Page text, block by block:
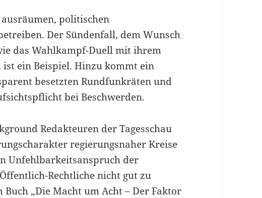
politischen
Der Sündenfall, dem Wunsch
das Wahlkampf-Duell mit ihrem
ein Beispiel. Hinzu kommt ein
besetzten Rundfunkräten und
bei Beschwerden.
Redakteuren der Tagesschau
regierungsnaher Kreise
Unfehlbarkeitsanspruch der
Rechtliche nicht gut zu
„Die Macht um Acht – Der Faktor